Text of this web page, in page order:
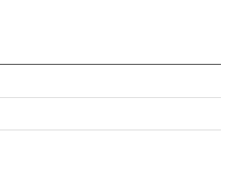
Instagram
en Twitter
Brasil en Facebook